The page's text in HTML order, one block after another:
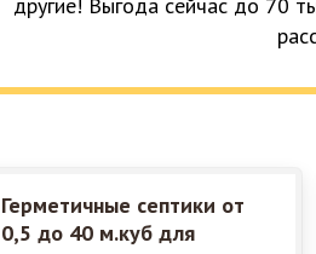
Герметичные септики от
0,5 до 40 м.куб для